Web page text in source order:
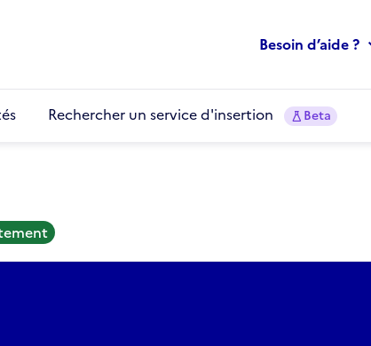
Besoin d’aide ?
Rechercher un service d'insertion Beta